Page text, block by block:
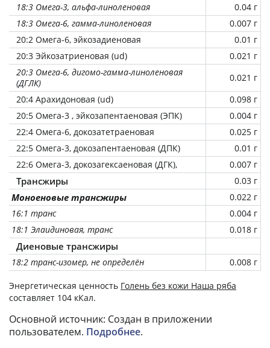
18:3 Омега-3, альфа-линоленовая
0.04 г
18:3 Омега-6, гамма-линоленовая
0.007 г
20:2 Омега-6, эйкозадиеновая
0.01 г
20:3 Эйкозатриеновая (ud)
0.021 г
20:3 Омега-6, дигомо-гамма-линоленовая
(ДГЛК)
0.021 г
20:4 Арахидоновая (ud)
0.098 г
20:5 Омега-3 , эйкозапентаеновая (ЭПК)
0.004 г
22:4 Омега-6, докозатетраеновая
0.025 г
22:5 Омега-3, докозапентаеновая (ДПК)
0.01 г
22:6 Омега-3, докозагексаеновая (ДГК),
0.007 г
Трансжиры 0.03 г
Моноеновые трансжиры
0.022 г
16:1 транс
0.004 г
18:1 Элаидиновая, транс
0.018 г
Диеновые трансжиры
18:2 транс-изомер, не определён 0.008 г
Энергетическая ценность Голень без кожи Наша ряба
составляет 104 кКал.
Основной источник: Создан в приложении
пользователем. Подробнее.